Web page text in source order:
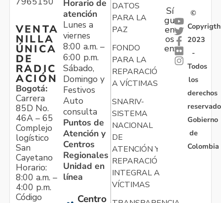
VENTA
NILLA
ÚNICA
DE
RADIC
ACIÓN
Bogotá:
Carrera
85D No.
46A – 65
Complejo
logístico
San
Cayetano
Horario:
8:00 a.m. –
4:00 p.m.
Código
Horario de
atención
Lunes a
viernes
8:00 a.m. –
6:00 p.m.
Sábado,
Domingo y
Festivos
Auto
consulta
Puntos de
Atención y
Centros
Regionales
Unidad en
línea
Centro
DATOS
PARA LA
PAZ
FONDO
PARA LA
REPARACIÓN
A VÍCTIMAS
SNARIV-
SISTEMA
NACIONAL
DE
ATENCIÓN Y
REPARACIÓN
INTEGRAL A
VÍCTIMAS
Sí
gu
en
os
en:
©
Copyrigth
2023
-
Todos
los
derechos
Gobierno
de
Colombia